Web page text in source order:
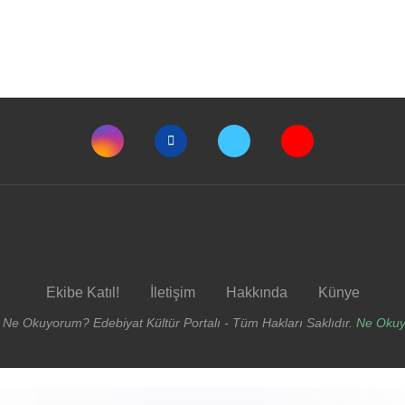
Ekibe Katıl! İletişim Hakkında Künye
Okuyorum? Edebiyat Kültür Portalı - Tüm Hakları Saklıdır. Ne